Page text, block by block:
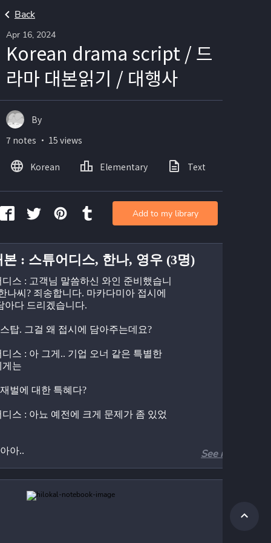
Back
Apr 16, 2024
Korean drama script / 드
라마 대본읽기 / 대행사
본 : 스튜어디스, 한나, 영우 (3명)
스 : 고객님 말씀하신 와인 준비했습니
나씨? 죄송합니다. 마카다미아 접시에
아다 드리겠습니다.
탑. 그걸 왜 접시에 담아주는데요?
스 : 아 그게.. 기업 오너 같은 특별한
게는
벌에 대한 특혜다?
스 : 아뇨 예전에 크게 문제가 좀 있었
아..
그로는 이렇게 끄는 거지... 힘들어하는
See more
By
7 notes ・ 15 views
Korean Elementary Text
Add to my library